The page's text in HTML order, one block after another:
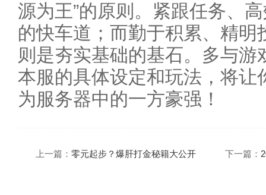
源为王”的原则。紧跟任务、
的快车道；而勤于积累、精
则是夯实基础的基石。多与
本服的具体设定和玩法，将让
为服务器中的一方豪强！
上一篇： 零元起步？爆肝打金秘籍大公开 下一篇：